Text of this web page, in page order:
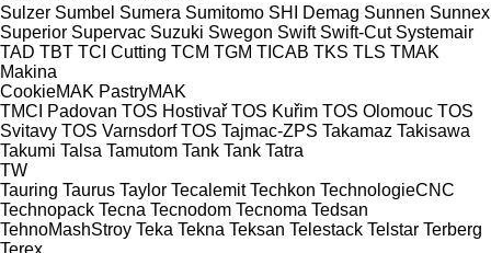
Sulzer Sumbel Sumera Sumitomo SHI Demag Sunnen Sunnex
Superior Supervac Suzuki Swegon Swift Swift-Cut Systemair
TAD TBT TCI Cutting TCM TGM TICAB TKS TLS TMAK
Makina
CookieMAK PastryMAK
TMCI Padovan TOS Hostivař TOS Kuřim TOS Olomouc TOS
Svitavy TOS Varnsdorf TOS Tajmac-ZPS Takamaz Takisawa
Takumi Talsa Tamutom Tank Tank Tatra
TW
Tauring Taurus Taylor Tecalemit Techkon TechnologieCNC
Technopack Tecna Tecnodom Tecnoma Tedsan
TehnoMashStroy Teka Tekna Teksan Telestack Telstar Terberg
Terex